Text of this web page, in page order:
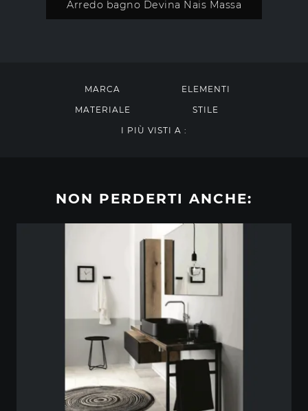
Arredo bagno Devina Nais Massa
MARCA
ELEMENTI
MATERIALE
STILE
I PIÙ VISTI A :
NON PERDERTI ANCHE: